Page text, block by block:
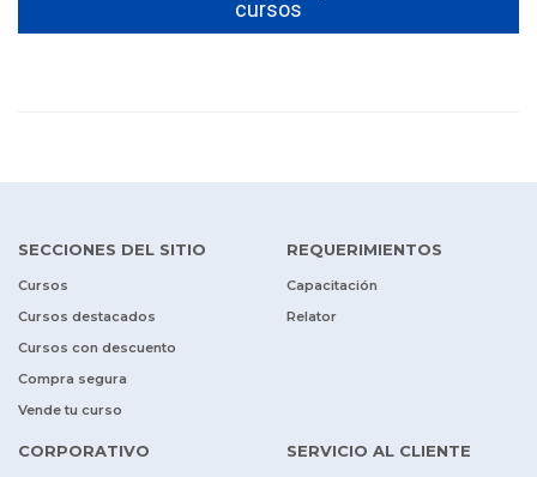
cursos
SECCIONES DEL SITIO
Cursos
Cursos destacados
Cursos con descuento
Compra segura
Vende tu curso
REQUERIMIENTOS
Capacitación
Relator
CORPORATIVO SERVICIO AL CLIENTE